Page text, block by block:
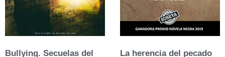
Bullying. Secuelas del
La herencia del pecado